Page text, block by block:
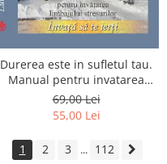
Durerea este in sufletul tau.
Manual pentru invatarea
limbajului stresurilor Seria
Invata sa te Ierti Luule Viilma
69,00 Lei
55,00 Lei
1 2 3 ... 112